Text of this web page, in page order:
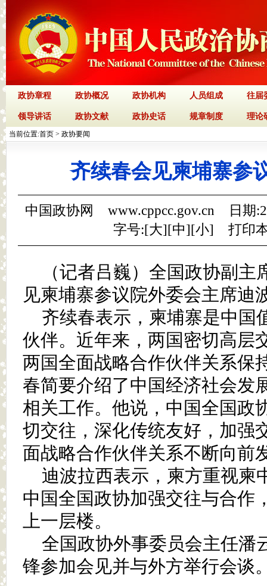
政协章程 政协概况 政协机构 人员组成 往届
领导讲话 政协文献 政协史话 规章制度 理论
当前位置:首页 > 政协要闻
齐续春会见柬埔寨参
中国政协网 www.cppcc.gov.cn 日期
字号:[大][中][小] 打印
（记者吕巍）全国政协副
见柬埔寨参议院外委会主席迪
齐续春表示，柬埔寨是中国
伙伴。近年来，两国密切高层
两国全面战略合作伙伴关系保
春简要介绍了中国经济社会发
相关工作。他说，中国全国政
切交往，深化传统友好，加强
面战略合作伙伴关系不断向前
迪波拉西表示，柬方重视柬
中国全国政协加强交往与合作
上一层楼。
全国政协外事委员会主任潘
锋参加会见并与外方举行会谈